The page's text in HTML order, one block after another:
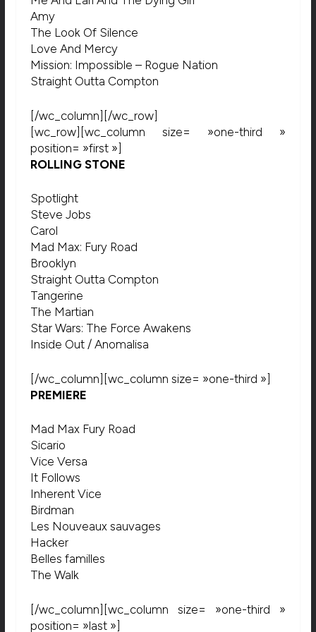
Amy
The Look Of Silence
Love And Mercy
Mission: Impossible – Rogue Nation
Straight Outta Compton
[/wc_column][/wc_row]
[wc_row][wc_column size= »one-third »
position= »first »]
ROLLING STONE
Spotlight
Steve Jobs
Carol
Mad Max: Fury Road
Brooklyn
Straight Outta Compton
Tangerine
The Martian
Star Wars: The Force Awakens
Inside Out / Anomalisa
[/wc_column][wc_column size= »one-third »]
PREMIERE
Mad Max Fury Road
Sicario
Vice Versa
It Follows
Inherent Vice
Birdman
Les Nouveaux sauvages
Hacker
Belles familles
The Walk
[/wc_column][wc_column size= »one-third »
position= »last »]